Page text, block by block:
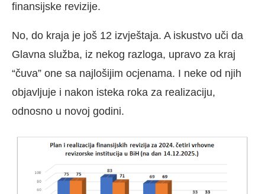
finansijske revizije.
No, do kraja je još 12 izvještaja. A iskustvo uči da
Glavna služba, iz nekog razloga, upravo za kraj
“čuva” one sa najlošijim ocjenama. I neke od njih
objavljuje i nakon isteka roka za realizaciju,
odnosno u novoj godini.